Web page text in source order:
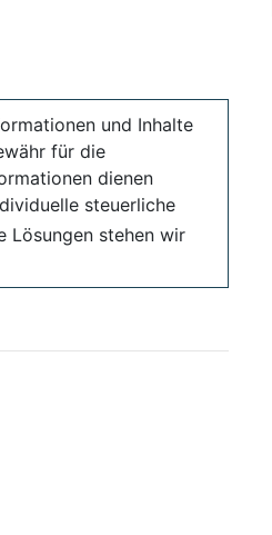
und Inhalte
für die
dienen
steuerliche
Lösungen stehen wir